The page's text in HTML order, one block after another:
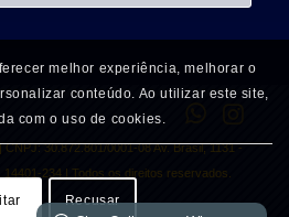
30.872.801/0001-08 Av. Brasil, 1131 -
234 | Todos os direitos reservados.
melhor experiência, melhorar o
conteúdo. Ao utilizar este site,
com o uso de cookies.
Recusar